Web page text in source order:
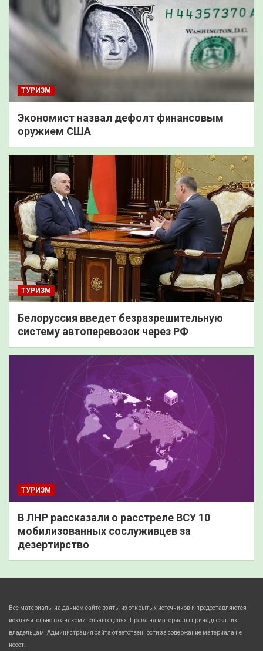
ТУРИЗМ
Экономист назвал дефолт финансовым
оружием США
ТУРИЗМ
Белоруссия введет безразрешительную
систему автоперевозок через РФ
ТУРИЗМ
В ЛНР рассказали о расстреле ВСУ 10
мобилизованных сослуживцев за
дезертирство
Все материалы на данном сайте взяты из открытых источников и предоставляются
исключительно в ознакомительных целях. Права на материалы принадлежат их
владельцам. Администрация сайта ответственности за содержание материала не
несет.